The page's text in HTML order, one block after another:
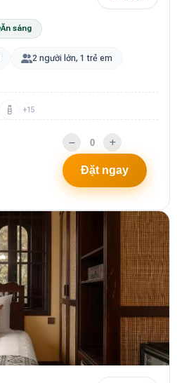
Ăn sáng
2 người lớn, 1 trẻ em
+15
Đặt ngay